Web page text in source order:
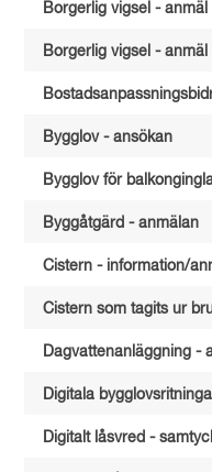
Borgerlig vigsel - anmäl
Borgerlig vigsel -
Bygglov - ansökan
Bygglov för
Byggåtgärd - anmälan
Cistern - information/
Cistern som tagits ur
Dagvattenanläggning -
Digitala
Digitalt låsvred -